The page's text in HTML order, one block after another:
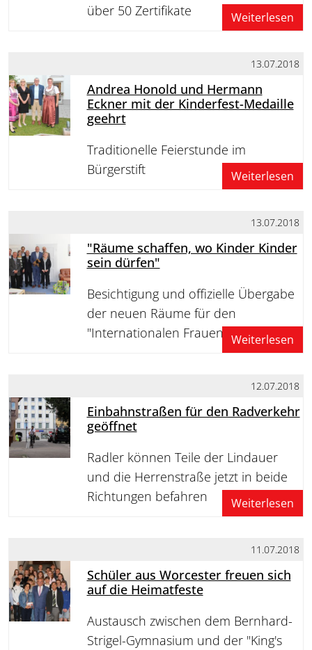
über 50 Zertifikate Weiterlesen
13.07.2018
Andrea Honold und Hermann
Eckner mit der Kinderfest-Medaille
geehrt
Traditionelle Feierstunde im
Bürgerstift
Weiterlesen
13.07.2018
"Räume schaffen, wo Kinder Kinder
sein dürfen"
Besichtigung und offizielle Übergabe
der neuen Räume für den
"Internationalen Frauentreff"Weiterlesen
12.07.2018
Einbahnstraßen für den Radverkehr
geöffnet
Radler können Teile der Lindauer
und die Herrenstraße jetzt in beide
Richtungen befahren
Weiterlesen
11.07.2018
Schüler aus Worcester freuen sich
auf die Heimatfeste
Austausch zwischen dem Bernhard-
Strigel-Gymnasium und der "King's